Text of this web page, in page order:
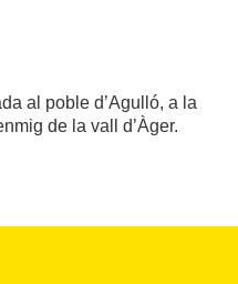
al poble d’Agulló, a la
de la vall d’Àger.